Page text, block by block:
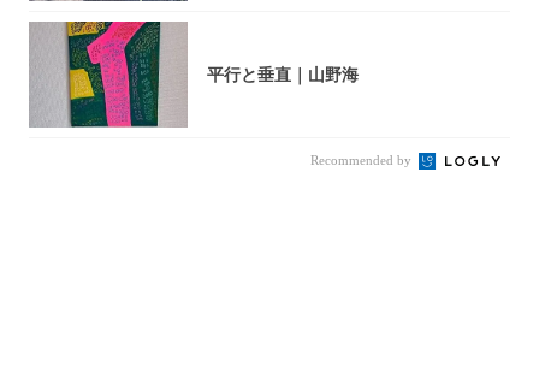
平行と垂直｜山野海
Recommended by